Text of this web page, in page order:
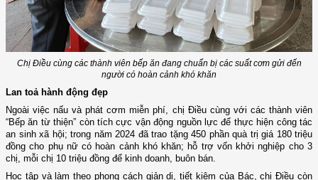
Chị Điều cùng các thành viên bếp ăn đang chuẩn bị các suất cơm gửi đến
người có hoàn cảnh khó khăn
Lan toả hành động đẹp
Ngoài việc nấu và phát cơm miễn phí, chị Điều cùng với các thành viên
“Bếp ăn từ thiện” còn tích cực vận động nguồn lực để thực hiện công tác
an sinh xã hội; trong năm 2024 đã trao tặng 450 phần quà trị giá 180 triệu
đồng cho phụ nữ có hoàn cảnh khó khăn; hỗ trợ vốn khởi nghiệp cho 3
chị, mỗi chị 10 triệu đồng để kinh doanh, buôn bán.
Học tập và làm theo phong cách giản dị, tiết kiệm của Bác, chị Điều còn